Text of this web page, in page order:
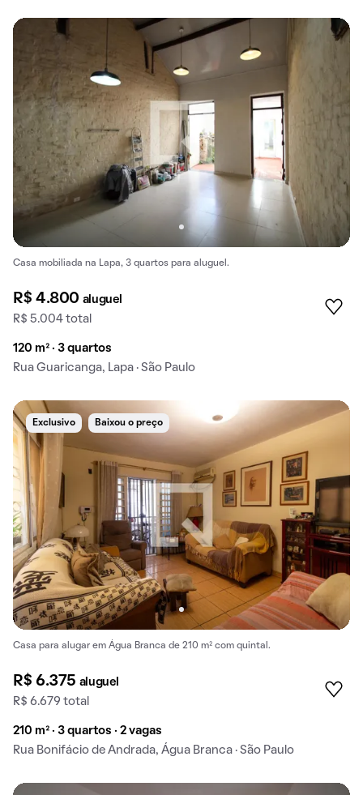
Casa mobiliada na Lapa, 3 quartos para aluguel.
R$ 4.800 aluguel
R$ 5.004 total
120 m² · 3 quartos
Rua Guaricanga, Lapa · São Paulo
Exclusivo Baixou o preço
Casa para alugar em Água Branca de 210 m² com quintal.
R$ 6.375 aluguel
R$ 6.679 total
210 m² · 3 quartos · 2 vagas
Rua Bonifácio de Andrada, Água Branca · São Paulo